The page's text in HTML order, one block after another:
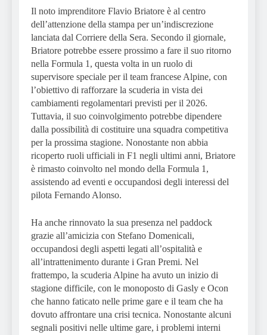
Il noto imprenditore Flavio Briatore è al centro
dell’attenzione della stampa per un’indiscrezione
lanciata dal Corriere della Sera. Secondo il giornale,
Briatore potrebbe essere prossimo a fare il suo ritorno
nella Formula 1, questa volta in un ruolo di
supervisore speciale per il team francese Alpine, con
l’obiettivo di rafforzare la scuderia in vista dei
cambiamenti regolamentari previsti per il 2026.
Tuttavia, il suo coinvolgimento potrebbe dipendere
dalla possibilità di costituire una squadra competitiva
per la prossima stagione. Nonostante non abbia
ricoperto ruoli ufficiali in F1 negli ultimi anni, Briatore
è rimasto coinvolto nel mondo della Formula 1,
assistendo ad eventi e occupandosi degli interessi del
pilota Fernando Alonso.
Ha anche rinnovato la sua presenza nel paddock
grazie all’amicizia con Stefano Domenicali,
occupandosi degli aspetti legati all’ospitalità e
all’intrattenimento durante i Gran Premi. Nel
frattempo, la scuderia Alpine ha avuto un inizio di
stagione difficile, con le monoposto di Gasly e Ocon
che hanno faticato nelle prime gare e il team che ha
dovuto affrontare una crisi tecnica. Nonostante alcuni
segnali positivi nelle ultime gare, i problemi interni